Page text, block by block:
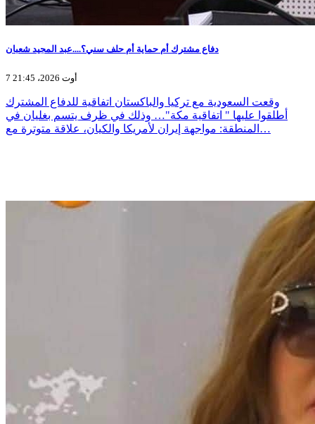
دفاع مشترك أم حماية أم حلف سني؟....عبد المجيد شعبان
7 أوت 2026، 21:45
وقعت السعودية مع تركيا والباكستان اتفاقية للدفاع المشترك
أطلقوا عليها " اتفاقية مكة"… وذلك في ظرف يتسم بغليان في
المنطقة: مواجهة إيران لأمريكا والكيان، علاقة متوترة مع…